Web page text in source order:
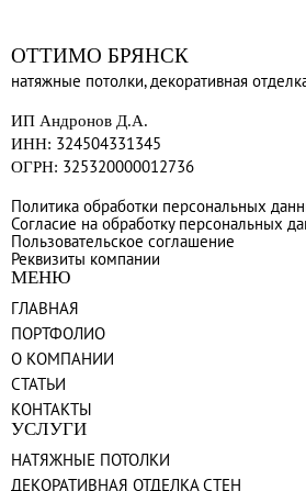
ОТТИМО БРЯНСК
натяжные потолки, декоративная
ИП Андронов Д.А.
ИНН: 324504331345
ОГРН: 325320000012736
Политика обработки персональных
Согласие на обработку персональных
Пользовательское соглашение
Реквизиты компании
МЕНЮ
ГЛАВНАЯ
ПОРТФОЛИО
О КОМПАНИИ
СТАТЬИ
КОНТАКТЫ
УСЛУГИ
НАТЯЖНЫЕ ПОТОЛКИ
ДЕКОРАТИВНАЯ ОТДЕЛКА СТЕН